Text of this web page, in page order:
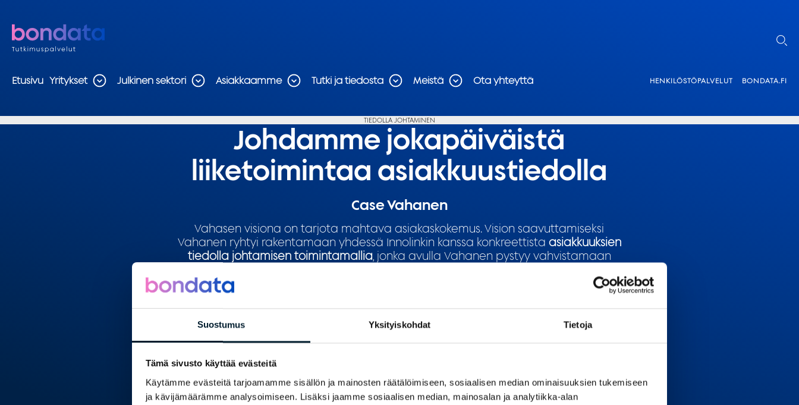
Suostumus Yksityiskohdat Tietoja
Tämä sivusto käyttää evästeitä
Käytämme evästeitä tarjoamamme sisällön ja mainosten räätälöimiseen, sosiaalisen median ominaisuuksien tukemiseen
ja kävijämäärämme analysoimiseen. Lisäksi jaamme sosiaalisen median, mainosalan ja analytiikka-alan
Etusivu Yritykset Julkinen sektori Asiakkaamme Tutki ja tiedosta Meistä Ota yhteyttä HENKILÖSTÖPALVELUT BONDATA.FI
TIEDOLLA JOHTAMINEN
Johdamme jokapäiväistä
liiketoimintaa asiakkuustiedolla
Case Vahanen
Vahasen visiona on tarjota mahtava asiakaskokemus. Vision saavuttamiseksi
Vahanen ryhtyi rakentamaan yhdessä Innolinkin kanssa konkreettista asiakkuuksien
tiedolla johtamisen toimintamallia, jonka avulla Vahanen pystyy vahvistamaan
seuraamaan ja reagoimaan asiakkuustiedon pohjalta helposti ja reaaliaikaisesti
sekä luomaan tiedon raportoinnin ja hyödyntämisen järjestelmäratkaisut.
Vuonna 2020 käynnistyvän tiedolla johtamisen valmennuksen avulla luodaan
organisaatiokulttuurin perusteet ja toimintamalli, jossa tavoitteellista tiedolla
johtamisen kulttuuria ja tuloksellisuutta kehitetään yhdessä. Tavoitteena on johtaa
toimintaa aidosti asiakastiedolla jo vuoden 2020 aikana, jolloin tiedolla johtaminen
Lue tiedolla johtamisen kokonaisuudesta alta tailataa pdf-julkaisu!